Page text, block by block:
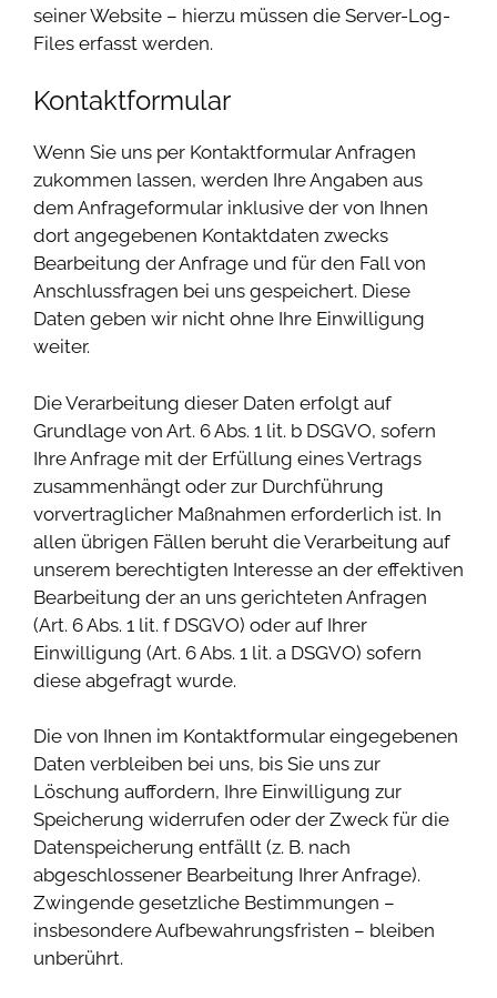
seiner Website – hierzu müssen die Server-Log-
Files erfasst werden.
Kontaktformular
Wenn Sie uns per Kontaktformular Anfragen
zukommen lassen, werden Ihre Angaben aus
dem Anfrageformular inklusive der von Ihnen
dort angegebenen Kontaktdaten zwecks
Bearbeitung der Anfrage und für den Fall von
Anschlussfragen bei uns gespeichert. Diese
Daten geben wir nicht ohne Ihre Einwilligung
weiter.
Die Verarbeitung dieser Daten erfolgt auf
Grundlage von Art. 6 Abs. 1 lit. b DSGVO, sofern
Ihre Anfrage mit der Erfüllung eines Vertrags
zusammenhängt oder zur Durchführung
vorvertraglicher Maßnahmen erforderlich ist. In
allen übrigen Fällen beruht die Verarbeitung auf
unserem berechtigten Interesse an der effektiven
Bearbeitung der an uns gerichteten Anfragen
(Art. 6 Abs. 1 lit. f DSGVO) oder auf Ihrer
Einwilligung (Art. 6 Abs. 1 lit. a DSGVO) sofern
diese abgefragt wurde.
Die von Ihnen im Kontaktformular eingegebenen
Daten verbleiben bei uns, bis Sie uns zur
Löschung auffordern, Ihre Einwilligung zur
Speicherung widerrufen oder der Zweck für die
Datenspeicherung entfällt (z. B. nach
abgeschlossener Bearbeitung Ihrer Anfrage).
Zwingende gesetzliche Bestimmungen –
insbesondere Aufbewahrungsfristen – bleiben
unberührt.